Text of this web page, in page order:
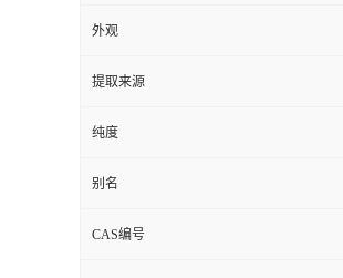
外观
提取来源
纯度
别名
CAS编号